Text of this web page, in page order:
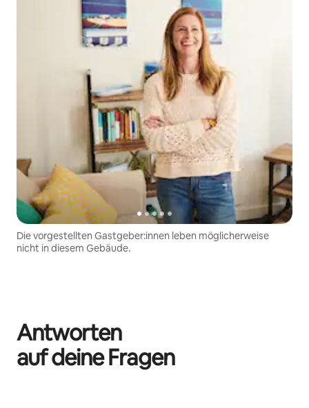
Die vorgestellten Gastgeber:innen leben möglicherweise
nicht in diesem Gebäude.
Antworten
auf deine Fragen